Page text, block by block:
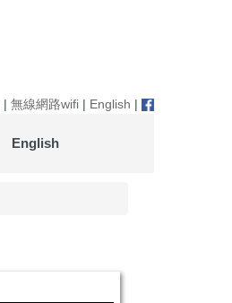
| 無線網路wifi | English |
English